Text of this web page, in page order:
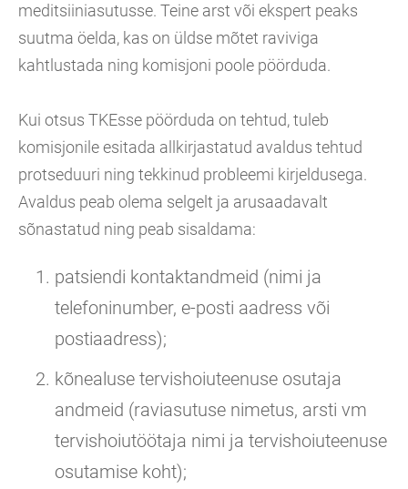
meditsiiniasutusse. Teine arst või ekspert peaks
suutma öelda, kas on üldse mõtet raviviga
kahtlustada ning komisjoni poole pöörduda.
Kui otsus TKEsse pöörduda on tehtud, tuleb
komisjonile esitada allkirjastatud avaldus tehtud
protseduuri ning tekkinud probleemi kirjeldusega.
Avaldus peab olema selgelt ja arusaadavalt
sõnastatud ning peab sisaldama:
patsiendi kontaktandmeid (nimi ja
telefoninumber, e-posti aadress või
postiaadress);
kõnealuse tervishoiuteenuse osutaja
andmeid (raviasutuse nimetus, arsti vm
tervishoiutöötaja nimi ja tervishoiuteenuse
osutamise koht);